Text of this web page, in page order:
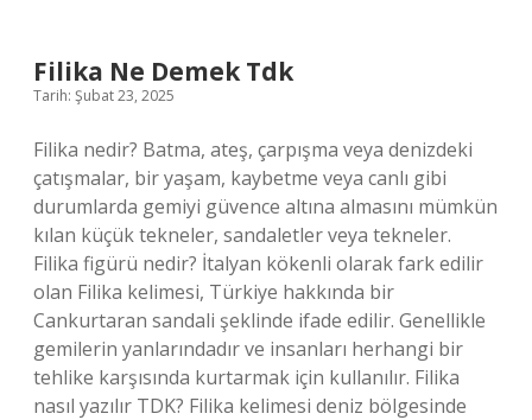
Filika Ne Demek Tdk
Tarih: Şubat 23, 2025
Filika nedir? Batma, ateş, çarpışma veya denizdeki
çatışmalar, bir yaşam, kaybetme veya canlı gibi
durumlarda gemiyi güvence altına almasını mümkün
kılan küçük tekneler, sandaletler veya tekneler.
Filika figürü nedir? İtalyan kökenli olarak fark edilir
olan Filika kelimesi, Türkiye hakkında bir
Cankurtaran sandali şeklinde ifade edilir. Genellikle
gemilerin yanlarındadır ve insanları herhangi bir
tehlike karşısında kurtarmak için kullanılır. Filika
nasıl yazılır TDK? Filika kelimesi deniz bölgesinde